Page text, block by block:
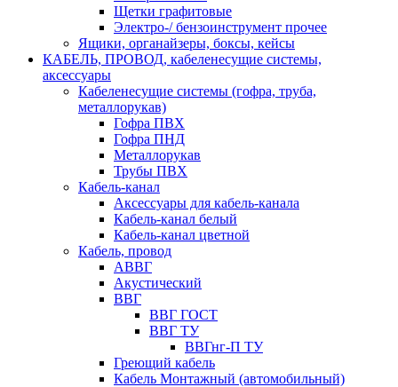
Щетки графитовые
Электро-/ бензоинструмент прочее
Ящики, органайзеры, боксы, кейсы
КАБЕЛЬ, ПРОВОД, кабеленесущие системы,
аксессуары
Кабеленесущие системы (гофра, труба,
металлорукав)
Гофра ПВХ
Гофра ПНД
Металлорукав
Трубы ПВХ
Кабель-канал
Аксессуары для кабель-канала
Кабель-канал белый
Кабель-канал цветной
Кабель, провод
АВВГ
Акустический
ВВГ
ВВГ ГОСТ
ВВГ ТУ
ВВГнг-П ТУ
Греющий кабель
Кабель Монтажный (автомобильный)